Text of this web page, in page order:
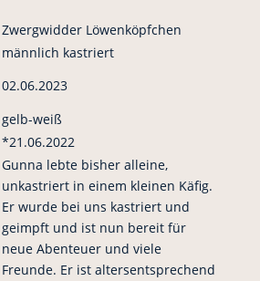
Zwergwidder Löwenköpfchen
männlich kastriert
02.06.2023
gelb-weiß
*21.06.2022
Gunna lebte bisher alleine,
unkastriert in einem kleinen Käfig.
Er wurde bei uns kastriert und
geimpft und ist nun bereit für
neue Abenteuer und viele
Freunde. Er ist altersentsprechend